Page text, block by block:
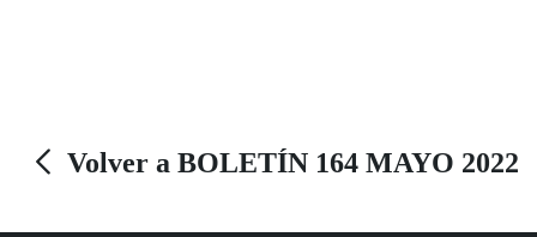
profundizaron en el conocimiento del campo de la
Volver a BOLETÍN 164 MAYO 2022